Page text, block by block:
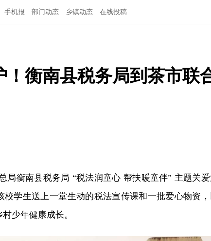
手机报 部门动态 乡镇动态 在线投稿
衡南县税务局到茶市联
局衡南县税务局 “税法润童心 帮扶暖童伴” 主题关
校学生送上一堂生动的税法宣传课和一批爱心物资
少年健康成长。